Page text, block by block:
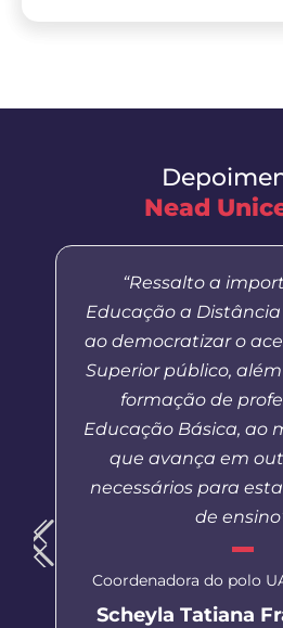
Nead
“Ressalto a
Educação a
ao democratizar o
Superior público,
formação de
Educação Básica, ao
que avança em
necessários para
de
Coordenadora do polo
Scheyla Tatiana